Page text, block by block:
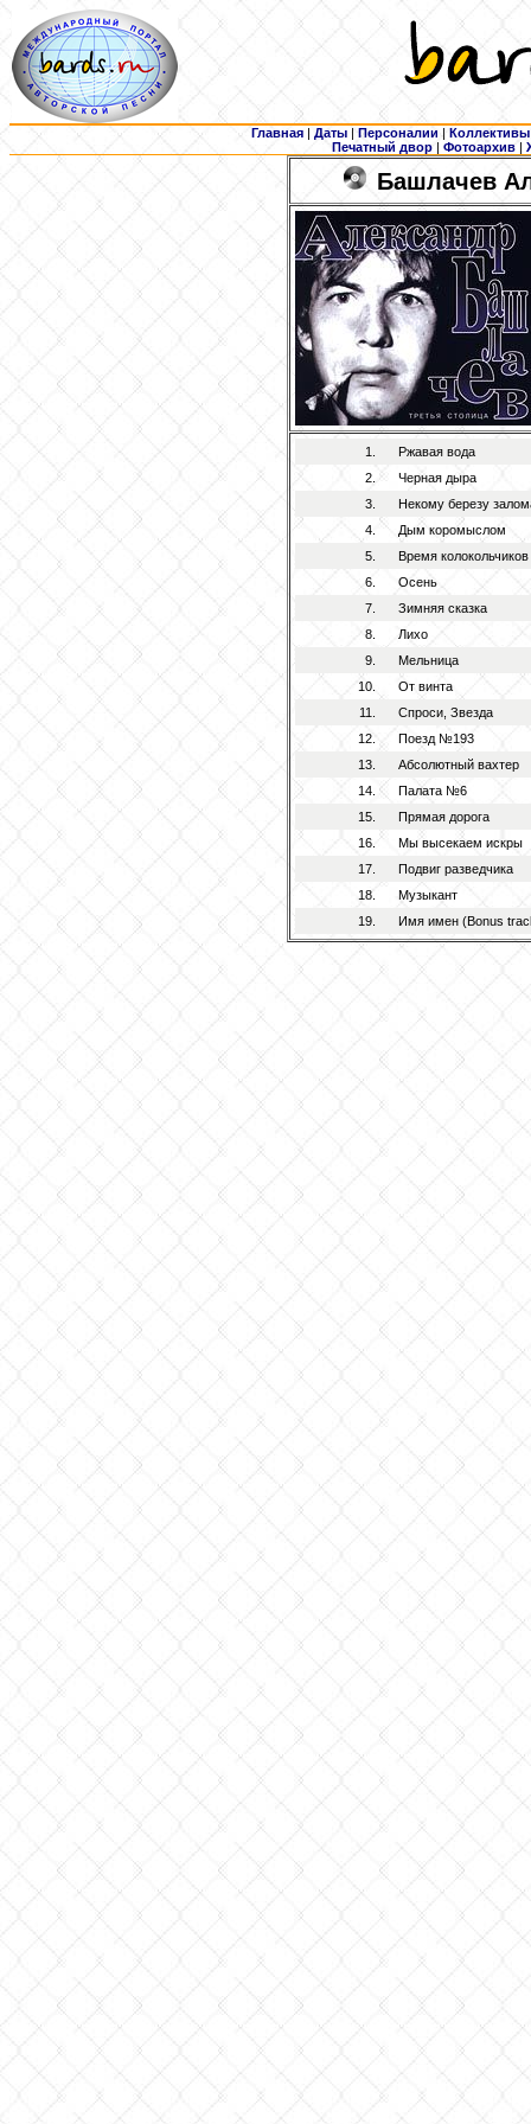
Главная | Даты | Персоналии | Коллективы
Печатный двор | Фотоархив |
Башлачев
1.
Ржавая вода
2.
Черная дыра
3.
Некому березу
4.
Дым коромыслом
5.
Время колокольчиков
6.
Осень
7.
Зимняя сказка
8.
Лихо
9.
Мельница
10.
От винта
11.
Спроси, Звезда
12.
Поезд №193
13.
Абсолютный вахтер
14.
Палата №6
15.
Прямая дорога
16.
Мы высекаем искры
17.
Подвиг разведчика
18.
Музыкант
19.
Имя имен (Bonus